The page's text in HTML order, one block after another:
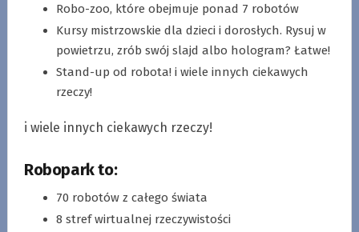
Robo-zoo, które obejmuje ponad 7 robotów
Kursy mistrzowskie dla dzieci i dorosłych. Rysuj w
powietrzu, zrób swój slajd albo hologram? Łatwe!
Stand-up od robota! i wiele innych ciekawych
rzeczy!
i wiele innych ciekawych rzeczy!
Robopark to:
70 robotów z całego świata
8 stref wirtualnej rzeczywistości